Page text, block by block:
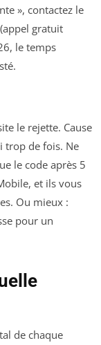
», contactez le
gratuit
le temps
le rejette. Cause
trop de fois. Ne
le code après 5
et ils vous
Ou mieux :
pour un
de chaque